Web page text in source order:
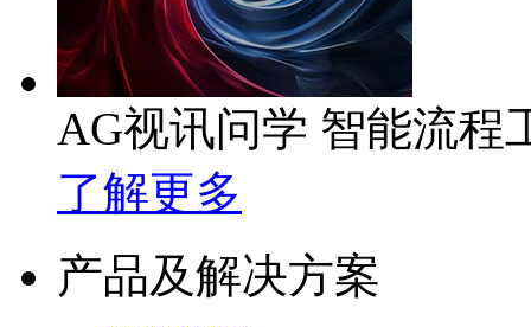
AG视讯问学 智能流程
了解更多
产品及解决方案